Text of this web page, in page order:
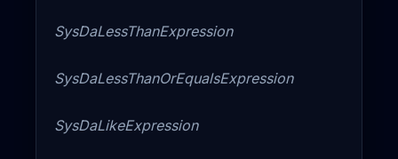
SysDaLessThanExpression
SysDaLessThanOrEqualsExpression
SysDaLikeExpression